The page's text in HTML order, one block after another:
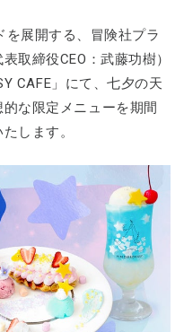
を展開する、冒険社プラ
取締役CEO：武藤功樹）
CAFE」にて、七夕の天
な限定メニューを期間
します。